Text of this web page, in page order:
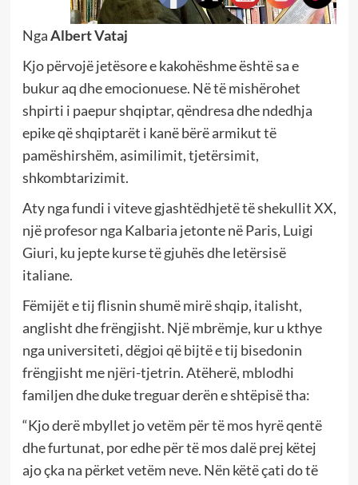
NgaAlbert Vataj
Kjo përvojë jetësore e kakohëshme është sa e
bukur aq dhe emocionuese. Në të mishërohet
shpirti i paepur shqiptar, qëndresa dhe ndedhja
epike që shqiptarët i kanë bërë armikut të
pamëshirshëm, asimilimit, tjetërsimit,
shkombtarizimit.
Aty nga fundi i viteve gjashtëdhjetë të shekullit XX,
një profesor nga Kalbaria jetonte në Paris, Luigi
Giuri, ku jepte kurse të gjuhës dhe letërsisë
italiane.
Fëmijët e tij flisnin shumë mirë shqip, italisht,
anglisht dhe frëngjisht. Një mbrëmje, kur u kthye
nga universiteti, dëgjoi që bijtë e tij bisedonin
frëngjisht me njëri-tjetrin. Atëherë, mblodhi
familjen dhe duke treguar derën e shtëpisë tha:
“Kjo derë mbyllet jo vetëm për të mos hyrë qentë
dhe furtunat, por edhe për të mos dalë prej këtej
ajo çka na përket vetëm neve. Nën këtë çati do të